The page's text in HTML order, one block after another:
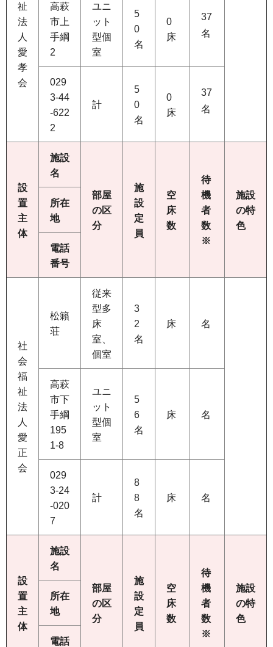
祉
法
人
愛
孝
会
高萩
市上
手綱
2
ユニ
ット
型個
室
5
0
名
0
床
37
名
029
3-44
-622
2
計
5
0
名
0
床
37
名
設
置
主
体
施設
名
部屋
の区
分
施
設
定
員
空
床
数
待
機
者
数
※
施設
の特
色
所在
地
電話
番号
社
会
福
祉
法
人
愛
正
会
松籟
荘
従来
型多
床
室、
個室
3
2
名
床 名
高萩
市下
手綱
195
1-8
ユニ
ット
型個
室
5
6
名
床 名
029
3-24
-020
7
計
8
8
名
床 名
設
置
主
体
施設
名
部屋
の区
分
施
設
定
員
空
床
数
待
機
者
数
※
施設
の特
色
所在
地
電話